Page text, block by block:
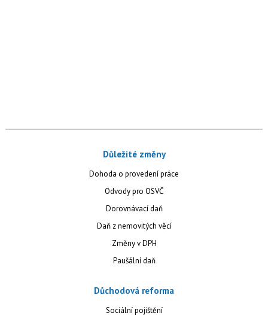
Důležité změny
Dohoda o provedení práce
Odvody pro OSVČ
Dorovnávací daň
Daň z nemovitých věcí
Změny v DPH
Paušální daň
Důchodová reforma
Sociální pojištění